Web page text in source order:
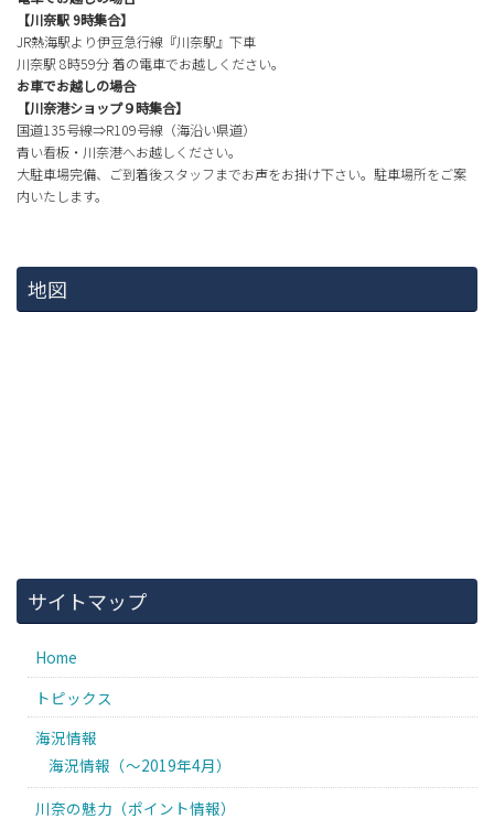
【川奈駅 9時集合】
JR熱海駅より伊豆急行線『川奈駅』下車
川奈駅 8時59分 着の電車でお越しください。
お車でお越しの場合
【川奈港ショップ９時集合】
国道135号線⇒R109号線（海沿い県道）
青い看板・川奈港へお越しください。
大駐車場完備、ご到着後スタッフまでお声をお掛け下さい。駐車場所をご案
内いたします。
地図
サイトマップ
Home
トピックス
海況情報
海況情報（〜2019年4月）
川奈の魅力（ポイント情報）